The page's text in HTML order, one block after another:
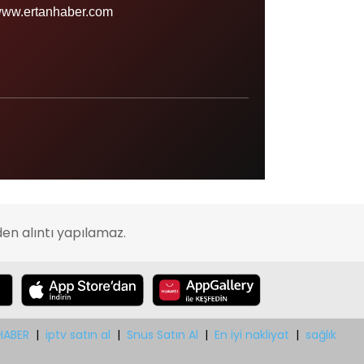
Sinop
Tekirdağ
Tunceli
Van
Yozgat
Zonguldak
alıntı yapılamaz.
| iptv satın al | Snus Satın Al | En iyi nakliyat | sağlık